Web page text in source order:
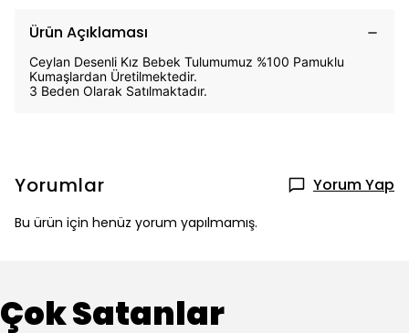
Ürün Açıklaması
Ceylan Desenli Kız Bebek Tulumumuz %100 Pamuklu
Kumaşlardan Üretilmektedir.
3 Beden Olarak Satılmaktadır.
Yorumlar Yorum Yap
Bu ürün için henüz yorum yapılmamış.
Çok Satanlar